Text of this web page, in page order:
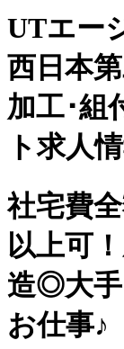
UTエー
西日本
加工･組
ト求人
社宅費
以上可
造◎大手
お仕事♪